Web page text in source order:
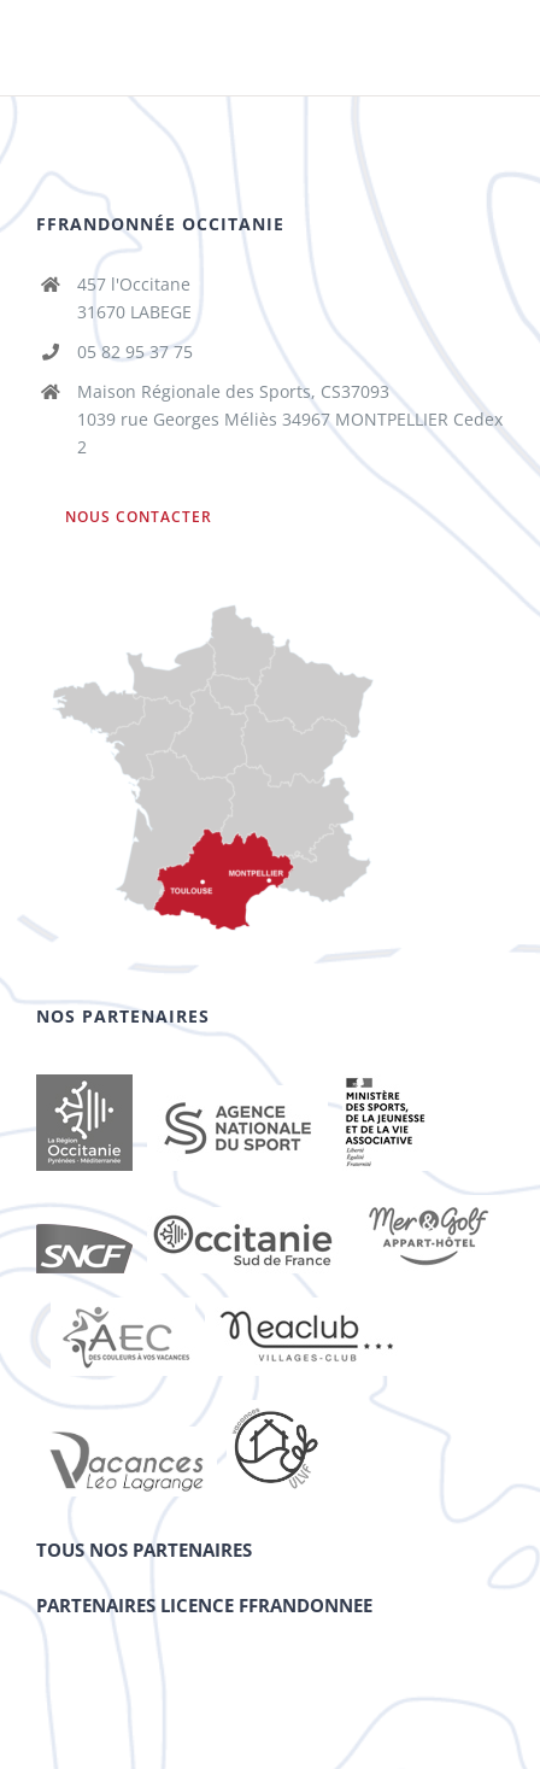
FFRANDONNÉE OCCITANIE
457 l'Occitane
31670 LABEGE
05 82 95 37 75
Maison Régionale des Sports, CS37093
1039 rue Georges Méliès 34967 MONTPELLIER Cedex
2
NOUS CONTACTER
NOS PARTENAIRES
TOUS NOS PARTENAIRES
PARTENAIRES LICENCE FFRANDONNEE